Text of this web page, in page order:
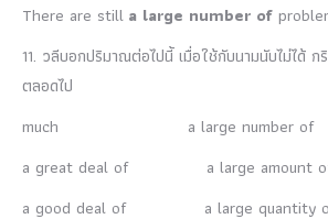
There are still a large number of
11. วลีบอกปริมาณต่อไปนี้ เมื่อใช้กับนามนับไม่ได้
ตลอดไป
much a large number of
a great deal of a large amount
a good deal of a large quantity